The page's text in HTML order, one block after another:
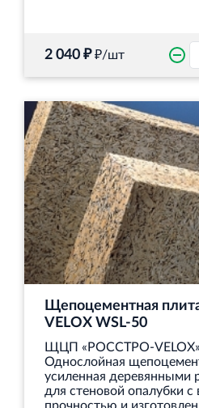
2 040 ₽₽/шт
Щепоцементная
VELOX WSL‐50
ЩЦП «РОССТРО-VELOX»
Однослойная
усиленная деревянными
для стеновой опалубки с